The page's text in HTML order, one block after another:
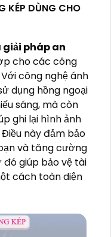
KÉP DÙNG CHO
pháp an
cho các công
công nghệ ánh
dụng hồng ngoại
sáng, mà còn
ghi lại hình ảnh
này đảm bảo
và tăng cường
đó giúp bảo vệ tài
cách toàn diện